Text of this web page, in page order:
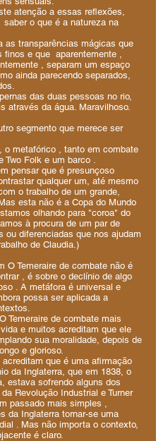
atenção a essas reflexões,
o que é a natureza na
as transparências mágicas que
finos e que aparentemente ,
, separam um espaço
ainda parecendo separados,
das duas pessoas no rio,
através da água. Maravilhoso.
segmento que merece ser
o metafórico , tanto em combate
Two Folk e um barco .
pensar que é presunçoso
qualquer um, até mesmo
o trabalho de um grande,
esta não é a Copa do Mundo
olhando para "coroa" do
à procura de um par de
ou diferenciadas que nos ajudam
de Claudia.)
O Temeraire de combate não é
, é sobre o declínio de algo
. A metáfora é universal e
possa ser aplicada a
Temeraire de combate mais
e muitos acreditam que ele
sua moralidade, depois de
e glorioso.
que é uma afirmação
da Inglaterra, que em 1838, o
estava sofrendo alguns dos
Revolução Industrial e Turner
passado mais simples ,
da Inglaterra tornar-se uma
. Mas não importa o contexto,
é claro.